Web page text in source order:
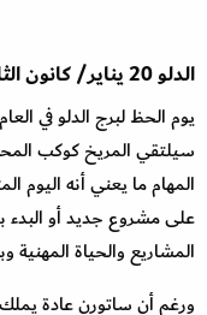
الدلو20يناير/كانون
يوم الحظ لبرج الدلو في العام ٢٠٢٠ هو ٣١ مارس
سيلتقي المريخ كوكب
المهام ما يعني أنه
على مشروع جديد أو
المشاريع والحياة المهنية
ورغم أن ساتورن عادة